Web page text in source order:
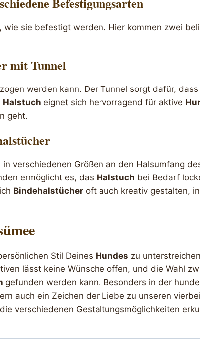
wie sie befestigt werden. Hier kommen zwei
mit Tunnel
werden kann. Der Tunnel sorgt dafür, dass
Halstucheignet sich hervorragend für aktive
geht.
verschiedenen Größen an den Halsumfang
ermöglicht es, das Halstuch bei Bedarf
Bindehalstücher oft auch kreativ gestalten,
Stil Deines Hundes zu
lässt keine Wünsche offen, und die Wahl
gefunden werden kann. Besonders in der
auch ein Zeichen der Liebe zu unseren
verschiedenen Gestaltungsmöglichkeiten